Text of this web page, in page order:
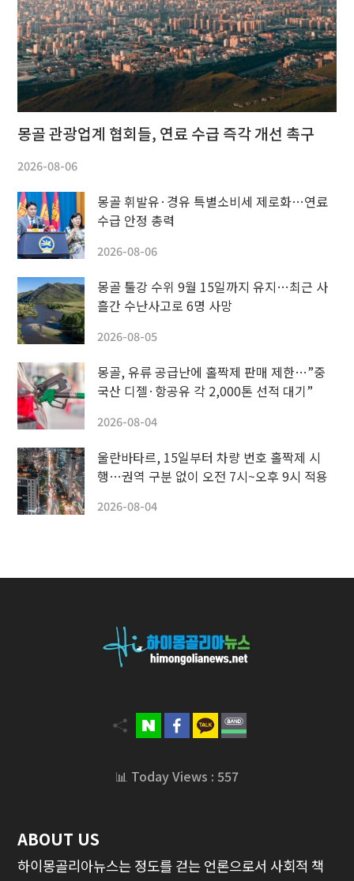
몽골 관광업계 협회들, 연료 수급 즉각 개선 촉구
2026-08-06
몽골 휘발유·경유 특별소비세 제로화…연료
수급 안정 총력
2026-08-06
몽골 툴강 수위 9월 15일까지 유지…최근 사
흘간 수난사고로 6명 사망
2026-08-05
몽골, 유류 공급난에 홀짝제 판매 제한…”중
국산 디젤·항공유 각 2,000톤 선적 대기”
2026-08-04
울란바타르, 15일부터 차량 번호 홀짝제 시
행…권역 구분 없이 오전 7시~오후 9시 적용
2026-08-04
📊 Today Views : 557
ABOUT US
하이몽골리아뉴스는 정도를 걷는 언론으로서 사회적 책